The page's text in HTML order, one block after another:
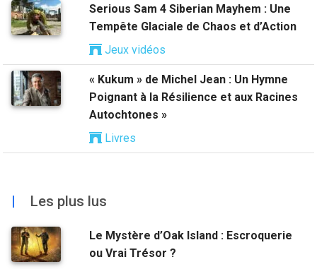
Serious Sam 4 Siberian Mayhem : Une
Tempête Glaciale de Chaos et d’Action
Jeux vidéos
« Kukum » de Michel Jean : Un Hymne
Poignant à la Résilience et aux Racines
Autochtones »
Livres
| Les plus lus
Le Mystère d’Oak Island : Escroquerie
ou Vrai Trésor ?